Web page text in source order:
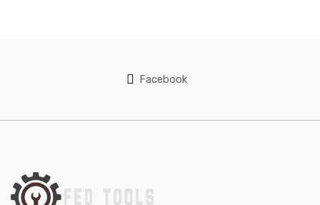
o
Facebook